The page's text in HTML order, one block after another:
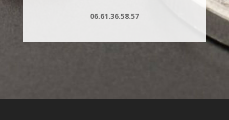
06.61.36.58.57